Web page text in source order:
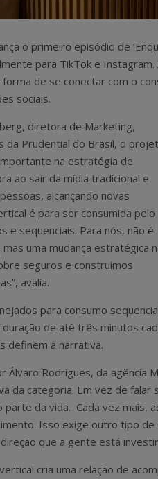
o primeiro episódio de
para TikTok e
forma de se conectar com o
sociais.
diretora de Marketing,
da Prudential do Brasil, o
na estratégia de
ao sair da mídia tradicional e
alcançando novas
é para ser consumida pelo
e sequenciais. Para nós, não é
uma mudança estratégica
seguros e construímos
avalia.
para consumo
de até três minutos
definem a narrativa.
Álvaro Rodrigues, da agência
da categoria. Em vez de
parte da vida. Cada vez mais,
Isso exige outro tipo de
que a gente está
cria uma relação de